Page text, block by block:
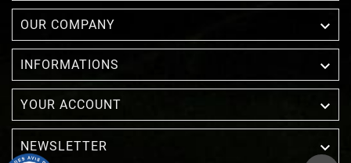
OUR COMPANY 
INFORMATIONS 
YOUR ACCOUNT 
NEWSLETTER 